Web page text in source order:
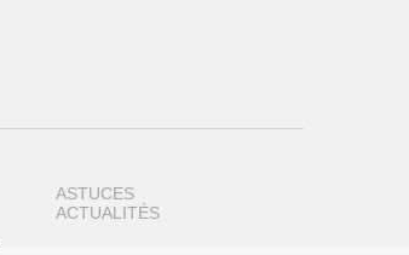
ASTUCES
ACTUALITÉS